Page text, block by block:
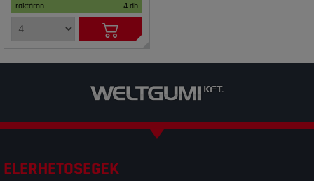
raktáron 4 db
ELÉRHETŐSÉGEK